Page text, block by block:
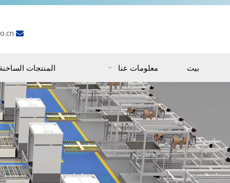

بيت معلومات عنا المنتجات الساخنة